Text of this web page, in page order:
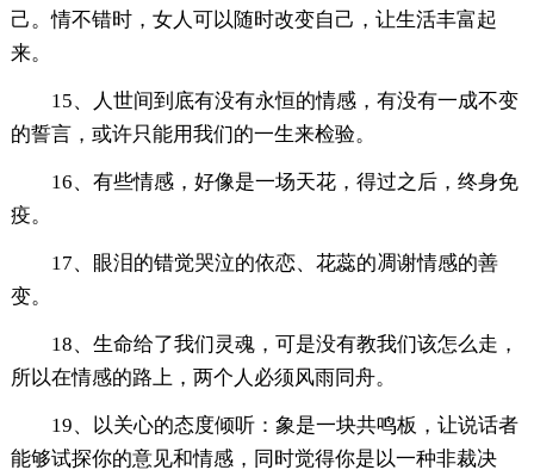
己。情不错时，女人可以随时改变自己，让生活丰富起
来。
15、人世间到底有没有永恒的情感，有没有一成不变
的誓言，或许只能用我们的一生来检验。
16、有些情感，好像是一场天花，得过之后，终身免
疫。
17、眼泪的错觉哭泣的依恋、花蕊的凋谢情感的善
变。
18、生命给了我们灵魂，可是没有教我们该怎么走，
所以在情感的路上，两个人必须风雨同舟。
19、以关心的态度倾听：象是一块共鸣板，让说话者
能够试探你的意见和情感，同时觉得你是以一种非裁决